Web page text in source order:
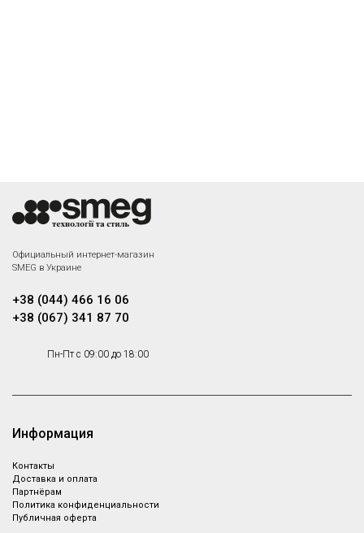
Официальный интернет-магазин
SMEG в Украине
+38 (044) 466 16 06
+38 (067) 341 87 70
Пн-Пт с 09:00 до 18:00
Информация
Контакты
Доставка и оплата
Партнёрам
Политика конфиденциальности
Публичная оферта